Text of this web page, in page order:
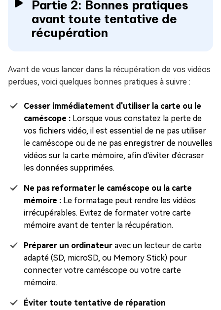
Partie 2: Bonnes pratiques
avant toute tentative de
récupération
Avant de vous lancer dans la récupération de vos vidéos
perdues, voici quelques bonnes pratiques à suivre :
Cesser immédiatement d'utiliser la carte ou le
caméscope : Lorsque vous constatez la perte de
vos fichiers vidéo, il est essentiel de ne pas utiliser
le caméscope ou de ne pas enregistrer de nouvelles
vidéos sur la carte mémoire, afin d'éviter d'écraser
les données supprimées.
Ne pas reformater le caméscope ou la carte
mémoire : Le formatage peut rendre les vidéos
irrécupérables. Evitez de formater votre carte
mémoire avant de tenter la récupération.
Préparer un ordinateur avec un lecteur de carte
adapté (SD, microSD, ou Memory Stick) pour
connecter votre caméscope ou votre carte
mémoire.
Éviter toute tentative de réparation